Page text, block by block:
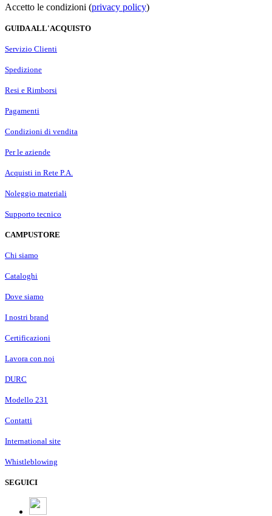
Accetto le condizioni (privacy policy)
GUIDA ALL'ACQUISTO
Servizio Clienti
Spedizione
Resi e Rimborsi
Pagamenti
Condizioni di vendita
Per le aziende
Acquisti in Rete P.A.
Noleggio materiali
Supporto tecnico
CAMPUSTORE
Chi siamo
Cataloghi
Dove siamo
I nostri brand
Certificazioni
Lavora con noi
DURC
Modello 231
Contatti
International site
Whistleblowing
SEGUICI